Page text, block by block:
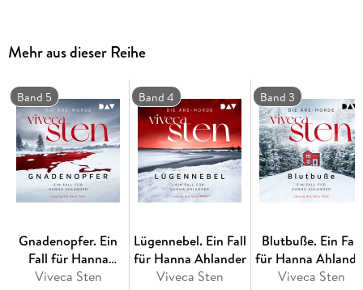
Mehr aus dieser Reihe
Band 5
Gnadenopfer. Ein
Fall für Hanna
Ahlander. Die Åre-
Viveca Sten
Band 4
Lügennebel. Ein Fall
für Hanna Ahlander
Viveca Sten
Band 3
Blutbuße. Ein Fall
für Hanna
Viveca Sten